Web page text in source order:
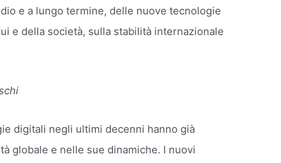
e a lungo termine, delle nuove tecnologie
e della società, sulla stabilità internazionale
digitali negli ultimi decenni hanno già
globale e nelle sue dinamiche. I nuovi